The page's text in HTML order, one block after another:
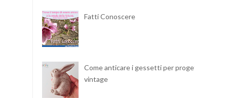
Fatti Conoscere
Come anticare i gessetti per progetti
vintage